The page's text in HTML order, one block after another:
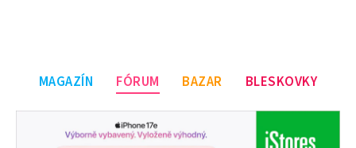
MAGAZÍN FÓRUM BAZAR BLESKOVKY